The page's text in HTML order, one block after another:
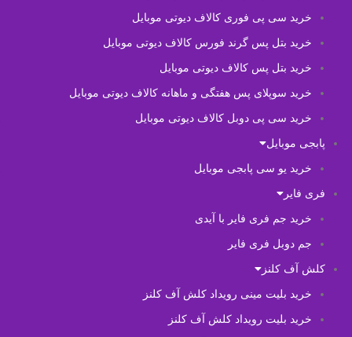
خرید سی پی فوری کالاف دیوتی موبایل
خرید بتل پس گرند فورس کالاف دیوتی موبایل
خرید بتل پس کالاف دیوتی موبایل
خرید سوپلای پس هفتگی و ماهانه کالاف دیوتی موبایل
خرید سی پی دوبل کالاف دیوتی موبایل
پابجی موبایل
خرید یو سی پابجی موبایل
فری فایر
خرید جم فری فایر با آیدی
جم دوبل فری فایر
کلش آف کلنز
خرید بلیت مینی رویداد کلش آف کلنز
خرید بلیت رویداد کلش آف کلنز